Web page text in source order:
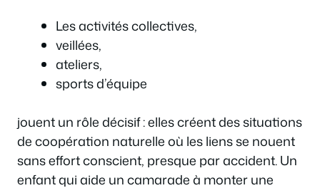
Les activités collectives,
veillées,
ateliers,
sports d’équipe
jouent un rôle décisif : elles créent des situations
de coopération naturelle où les liens se nouent
sans effort conscient, presque par accident. Un
enfant qui aide un camarade à monter une